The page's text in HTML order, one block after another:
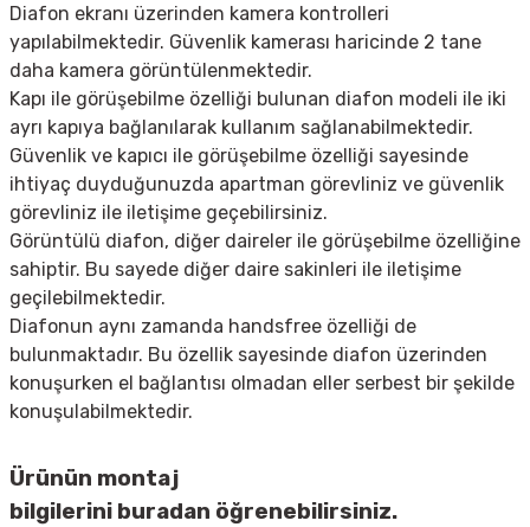
Diafon ekranı üzerinden kamera kontrolleri
yapılabilmektedir. Güvenlik kamerası haricinde 2 tane
daha kamera görüntülenmektedir.
Kapı ile görüşebilme özelliği bulunan diafon modeli ile iki
ayrı kapıya bağlanılarak kullanım sağlanabilmektedir.
Güvenlik ve kapıcı ile görüşebilme özelliği sayesinde
ihtiyaç duyduğunuzda apartman görevliniz ve güvenlik
görevliniz ile iletişime geçebilirsiniz.
Görüntülü diafon, diğer daireler ile görüşebilme özelliğine
sahiptir. Bu sayede diğer daire sakinleri ile iletişime
geçilebilmektedir.
Diafonun aynı zamanda handsfree özelliği de
bulunmaktadır. Bu özellik sayesinde diafon üzerinden
konuşurken el bağlantısı olmadan eller serbest bir şekilde
konuşulabilmektedir.
Ürünün montaj
bilgilerini buradan öğrenebilirsiniz.